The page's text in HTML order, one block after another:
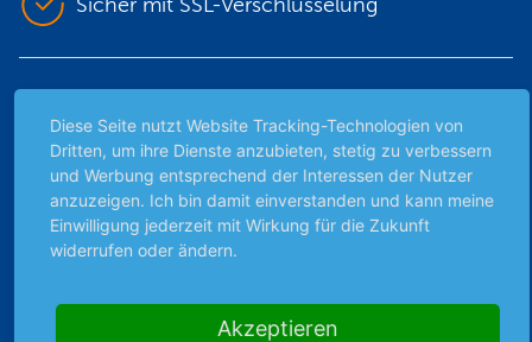
Sicher mit SSL-Verschlüsselung
Archiv
Börsenbericht
Börsengerüchte
Börsengespräche
Diese Seite nutzt Website Tracking-Technologien von
Dritten, um ihre Dienste anzubieten, stetig zu verbessern
und Werbung entsprechend der Interessen der Nutzer
anzuzeigen. Ich bin damit einverstanden und kann meine
Einwilligung jederzeit mit Wirkung für die Zukunft
widerrufen oder ändern.
Akzeptieren